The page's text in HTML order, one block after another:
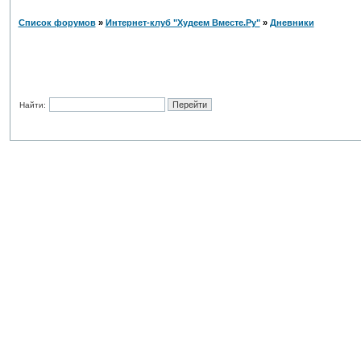
Список форумов» Интернет-клуб "Худеем Вместе.Ру"» Дневники
Найти: